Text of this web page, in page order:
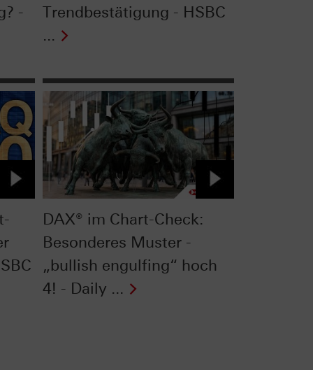
-
Trendbestätigung - HSBC
...
DAX® im Chart-Check:
Besonderes Muster -
„bullish engulfing“ hoch
4! - Daily ...